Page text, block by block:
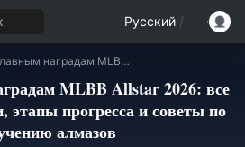
Русский /
Гайд по главным наградам MLBB Allstar 2026: все бесплатные облики, этапы прогресса и советы по получению алмазов
MLBB Allstar 2026: все
этапы прогресса и советы по
алмазов